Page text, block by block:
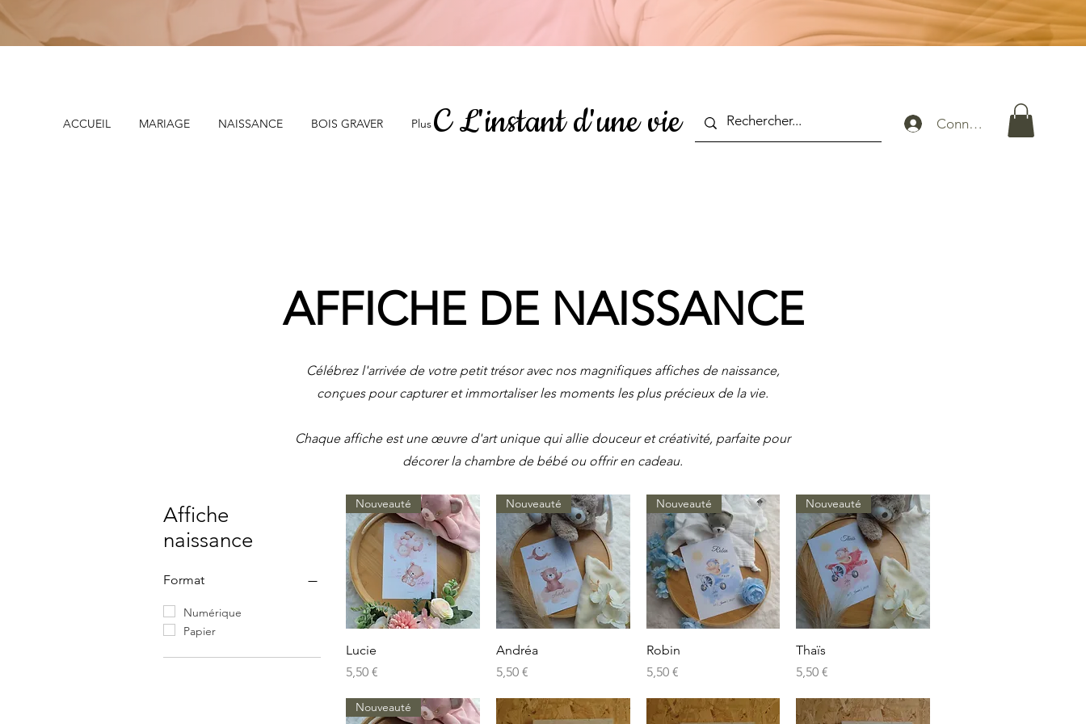
ACCUEIL MARIAGE NAISSANCE BOIS GRAVER Plus Connexion
C L'instant d'une vie
AFFICHE DE NAISSANCE
Célébrez l'arrivée de votre petit trésor avec nos magnifiques affiches de naissance,
conçues pour capturer et immortaliser les moments les plus précieux de la vie.
Chaque affiche est une œuvre d'art unique qui allie douceur et créativité, parfaite pour
décorer la chambre de bébé ou offrir en cadeau.
Affiche
naissance
Format
Numérique
Papier
Nouveauté
Lucie
Prix
5,50 €
Aperçu rapide
Nouveauté
Andréa
Prix
5,50 €
Aperçu rapide
Nouveauté
Robin
Prix
5,50 €
Nouveauté
Thaïs
Prix
5,50 €
Nouveauté